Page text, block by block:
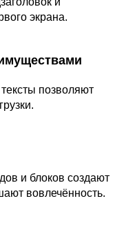
экрана.
позволяют
и блоков создают
вовлечённость.